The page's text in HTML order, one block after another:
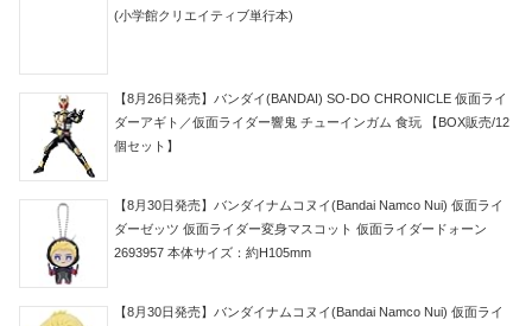
(小学館クリエイティブ単行本)
【8月26日発売】バンダイ(BANDAI) SO-DO CHRONICLE 仮面ライ
ダーアギト／仮面ライダー響鬼 チューインガム 食玩 【BOX販売/12
個セット】
【8月30日発売】バンダイナムコヌイ(Bandai Namco Nui) 仮面ライ
ダーゼッツ 仮面ライダー変身マスコット 仮面ライダードォーン
2693957 本体サイズ：約H105mm
【8月30日発売】バンダイナムコヌイ(Bandai Namco Nui) 仮面ライ